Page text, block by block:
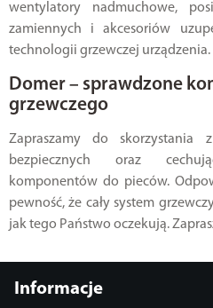
wentylatory nadmuchowe,
zamiennych i akcesoriów
technologii grzewczej urządzenia.
Domer – sprawdzone
grzewczego
Zapraszamy do
bezpiecznych oraz
komponentów do pieców.
pewność, że cały system
jak tego Państwo oczekują.
Informacje